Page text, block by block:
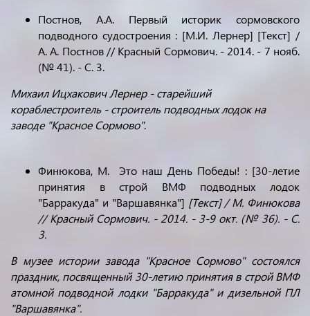
Постнов, А.А. Первый историк сормовского
подводного судостроения : [М.И. Лернер] [Текст] /
А. А. Постнов // Красный Сормович. - 2014. - 7 нояб.
(№ 41). - С. 3.
Михаил Ицхакович Лернер - старейший
кораблестроитель - строитель подводных лодок на
заводе "Красное Сормово".
Финюкова, М. Это наш День Победы! : [30-летие
принятия в строй ВМФ подводных лодок
"Барракуда" и "Варшавянка"] [Текст] / М. Финюкова
// Красный Сормович. - 2014. - 3-9 окт. (№ 36). - С.
3.
В музее истории завода "Красное Сормово" состоялся
праздник, посвященный 30-летию принятия в строй ВМФ
атомной подводной лодки "Барракуда" и дизельной ПЛ
"Варшавянка".